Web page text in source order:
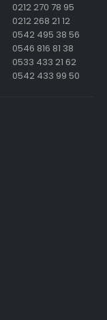
0212 270 78 95
0212 268 21 12
0542 495 38 56
0546 816 81 38
0533 433 21 62
0542 433 99 50